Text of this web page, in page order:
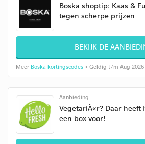
Boska shoptip: Kaas &
tegen scherpe prijzen
BEKIJK DE
Meer Boska kortingscodes • Geldig t/m Aug 2026
Aanbieding
VegetariÃ«r? Daar heeft
een box voor!